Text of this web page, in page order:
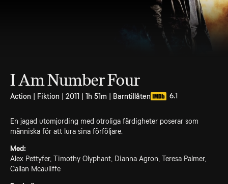
I Am Number Four
Action | Fiktion | 2011 | 1h 51m | Barntillåten 6.1
En jagad utomjording med otroliga färdigheter poserar som
människa för att lura sina förföljare.
Med:
Alex Pettyfer, Timothy Olyphant, Dianna Agron, Teresa Palmer,
Callan Mcauliffe